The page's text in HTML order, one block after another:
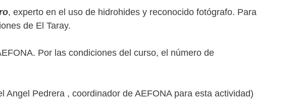
, experto en el uso de hidrohides y reconocido fotógrafo. Para
de El Taray.
Por las condiciones del curso, el número de
Angel Pedrera , coordinador de AEFONA para esta actividad)